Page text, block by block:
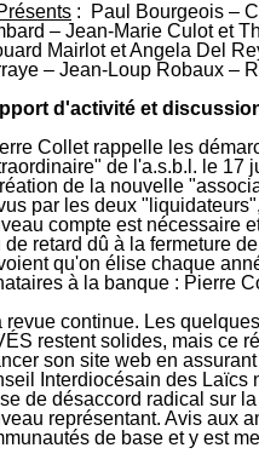
: Paul Bourgeois –
– Jean-Marie Culot et
Mairlot et Angela Del
– Jean-Loup Robaux –
d'activité et
Collet rappelle les
de l'a.s.b.l. le 17
de la nouvelle
par les deux
compte est nécessaire
de retard dû à la fermeture
qu'on élise chaque
à la banque : Pierre
revue continue. Les
restent solides, mais ce
son site web en
Interdiocésain des Laïcs
de désaccord radical sur
représentant. Avis aux
de base et y est